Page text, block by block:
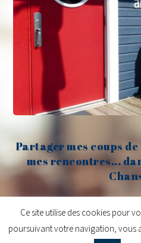
Partager mes coups
mes rencontres...
Ce site utilise des cookies pour
poursuivant votre navigation, vous